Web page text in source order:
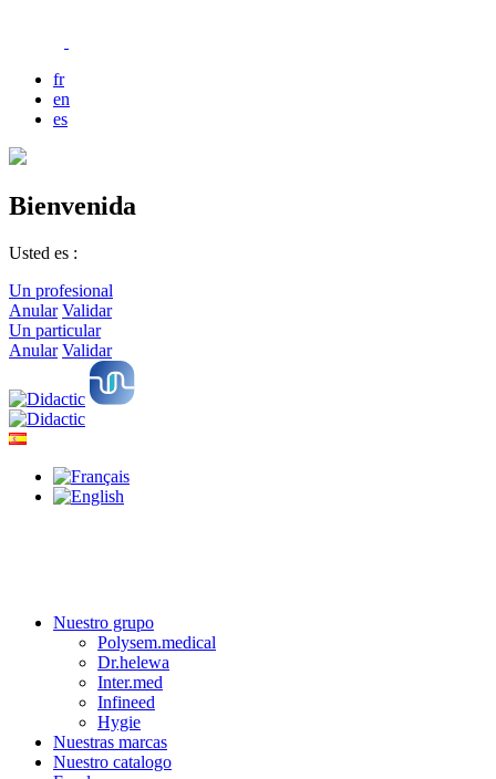
fr
en
es
Bienvenida
Usted es :
Un profesional
Anular Validar
Un particular
Anular Validar
Nuestro grupo
Polysem.medical
Dr.helewa
Inter.med
Infineed
Hygie
Nuestras marcas
Nuestro catalogo